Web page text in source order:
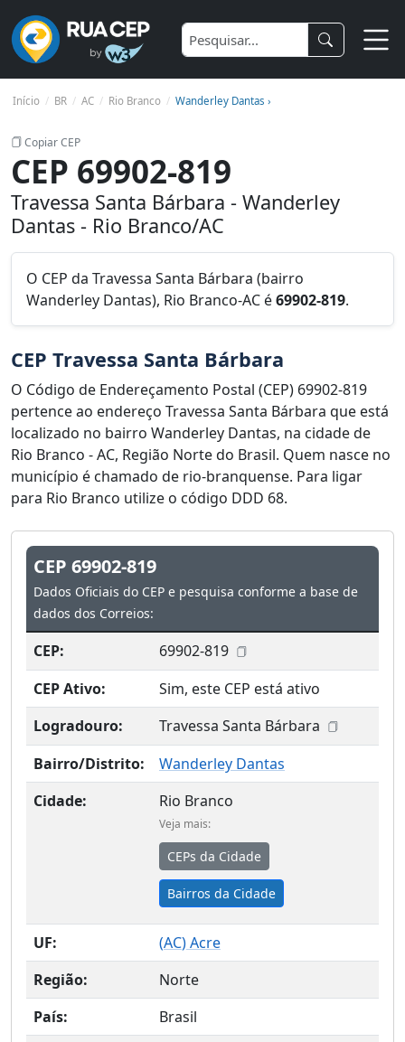
Início BR AC Rio Branco Wanderley Dantas ›
Copiar CEP
CEP 69902-819
Travessa Santa Bárbara - Wanderley
Dantas - Rio Branco/AC
O CEP da Travessa Santa Bárbara (bairro
Wanderley Dantas), Rio Branco-AC é69902-819.
CEP Travessa Santa Bárbara
O Código de Endereçamento Postal (CEP) 69902-819
pertence ao endereço Travessa Santa Bárbara que está
localizado no bairro Wanderley Dantas, na cidade de
Rio Branco - AC, Região Norte do Brasil. Quem nasce no
município é chamado de rio-branquense. Para ligar
para Rio Branco utilize o código DDD 68.
CEP 69902-819
Dados Oficiais do CEP e pesquisa conforme a base de
dados dos Correios:
CEP:
69902-819
CEP Ativo:
Sim, este CEP está ativo
Logradouro:
Travessa Santa Bárbara
Bairro/Distrito:
Wanderley Dantas
Cidade:
Rio Branco
Veja mais:
CEPs da Cidade
Bairros da Cidade
UF: (AC) Acre
Região:
Norte
País:
Brasil